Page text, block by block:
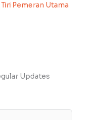
Pemeran Utama
Updates